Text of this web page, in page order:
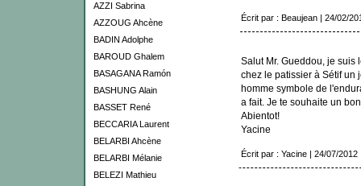
AZZI Sabrina
AZZOUG Ahcène
BADIN Adolphe
BAROUD Ghalem
BASAGANA Ramón
BASHUNG Alain
BASSET René
BECCARIA Laurent
BELARBI Ahcène
BELARBI Mélanie
BELEZI Mathieu
Écrit par : Beaujean | 24/02/
Salut Mr. Gueddou, je suis
chez le patissier à Sétif un
homme symbole de
a fait. Je te souhaite un
Abientot!
Yacine
Écrit par : Yacine | 24/07/2012